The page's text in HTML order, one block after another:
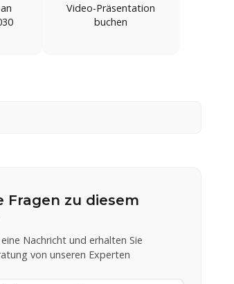
Video-Präsentation
buchen
Fragen zu diesem
Nachricht und erhalten Sie
von unseren Experten